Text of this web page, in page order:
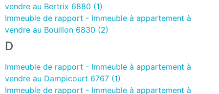
vendre au Bertrix 6880 (1)
Immeuble de rapport - Immeuble à appartement à
vendre au Bouillon 6830 (2)
D
Immeuble de rapport - Immeuble à appartement à
vendre au Dampicourt 6767 (1)
Immeuble de rapport - Immeuble à appartement à